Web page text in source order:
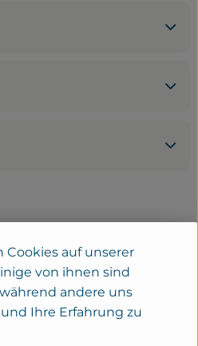
COW
Cookies auf unserer
von ihnen sind
andere uns
Ihre Erfahrung zu